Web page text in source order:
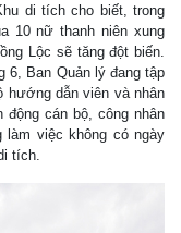
di tích cho biết, trong
10 nữ thanh niên xung
Lộc sẽ tăng đột biến.
6, Ban Quản lý đang tập
hướng dẫn viên và nhân
cán bộ, công nhân
làm việc không có ngày
tích.